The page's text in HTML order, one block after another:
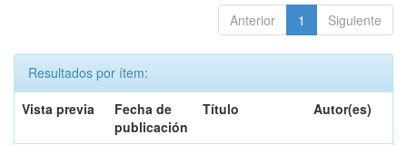
Anterior 1 Siguiente
Resultados por ítem:
Vista previa
Fecha de
publicación
Título Autor(es)